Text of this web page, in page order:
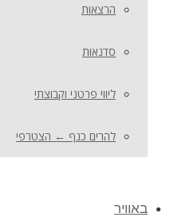
הרצאות
סדנאות
ליווי פרטני וקבוצתי
להרים כנף ← הצטרפי
באוויר